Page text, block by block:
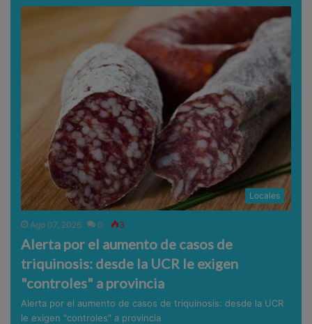
Locales
Ago 07, 2026 0 3
Alerta por el aumento de casos de
triquinosis: desde la UCR le exigen
"controles" a provincia
Alerta por el aumento de casos de triquinosis: desde la UCR
le exigen "controles" a provincia